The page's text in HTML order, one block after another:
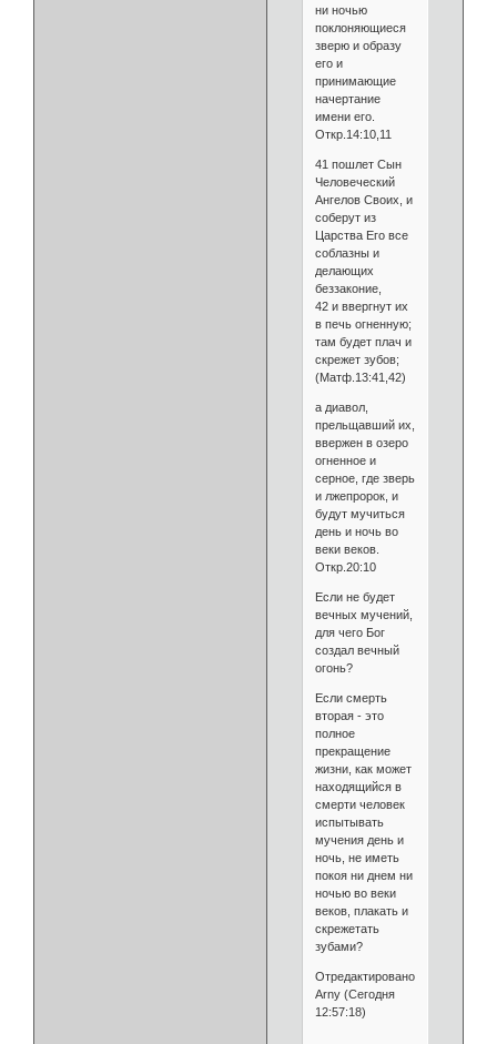
ни ночью
поклоняющиеся
зверю и образу
его и
принимающие
начертание
имени его.
Откр.14:10,11
41 пошлет Сын
Человеческий
Ангелов Своих, и
соберут из
Царства Его все
соблазны и
делающих
беззаконие,
42 и ввергнут их
в печь огненную;
там будет плач и
скрежет зубов;
(Матф.13:41,42)
а диавол,
прельщавший их,
ввержен в озеро
огненное и
серное, где зверь
и лжепророк, и
будут мучиться
день и ночь во
веки веков.
Откр.20:10
Если не будет
вечных мучений,
для чего Бог
создал вечный
огонь?
Если смерть
вторая - это
полное
прекращение
жизни, как может
находящийся в
смерти человек
испытывать
мучения день и
ночь, не иметь
покоя ни днем ни
ночью во веки
веков, плакать и
скрежетать
зубами?
Отредактировано
Arny (Сегодня
12:57:18)